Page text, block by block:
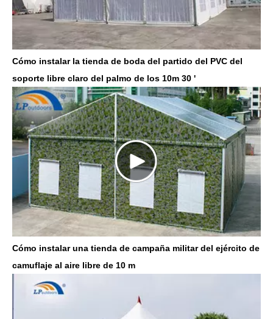
Cómo instalar la tienda de boda del partido del PVC del
soporte libre claro del palmo de los 10m 30 '
Cómo instalar una tienda de campaña militar del ejército de
camuflaje al aire libre de 10 m